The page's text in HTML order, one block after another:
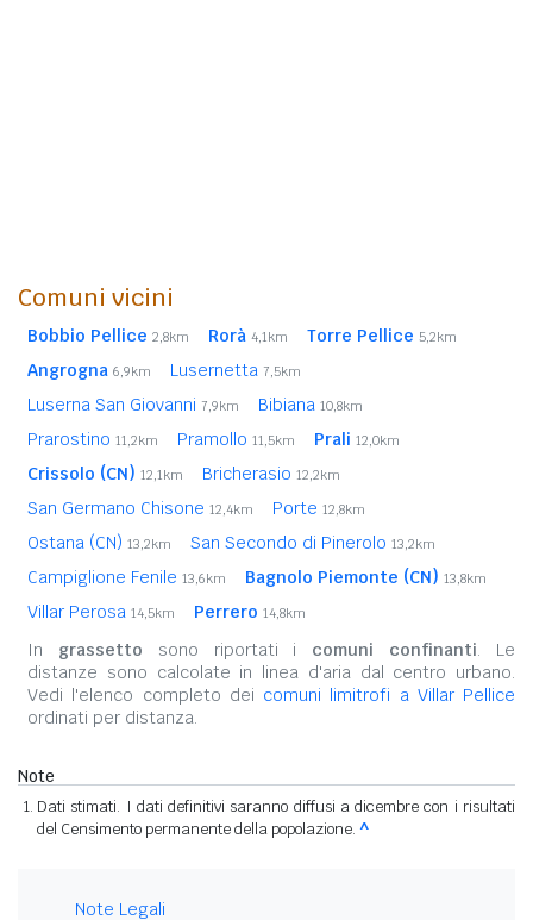
Comuni vicini
Bobbio Pellice 2,8km Rorà 4,1km Torre Pellice 5,2km
Angrogna 6,9km Lusernetta 7,5km
Luserna San Giovanni 7,9km Bibiana 10,8km
Prarostino 11,2km Pramollo 11,5km Prali 12,0km
Crissolo (CN) 12,1km Bricherasio 12,2km
San Germano Chisone 12,4km Porte 12,8km
Ostana (CN) 13,2km San Secondo di Pinerolo 13,2km
Campiglione Fenile 13,6km Bagnolo Piemonte (CN) 13,8km
Villar Perosa 14,5km Perrero 14,8km
In grassetto sono riportati i comuni confinanti. Le
distanze sono calcolate in linea d'aria dal centro urbano.
Vedi l'elenco completo dei comuni limitrofi a Villar Pellice
ordinati per distanza.
Note
Dati stimati. I dati definitivi saranno diffusi a dicembre con i risultati
del Censimento permanente della popolazione. ^
Note Legali